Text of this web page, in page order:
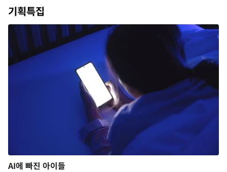
기획특집
AI에 빠진 아이들